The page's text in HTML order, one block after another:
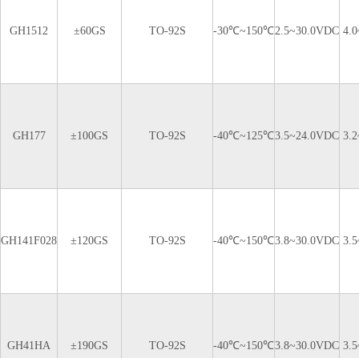
GH1512 ±60GS TO-92S -30℃~150℃2.5~30.0VDC
GH177 ±100GS TO-92S -40℃~125℃3.5~24.0VDC
GH141F028 ±120GS TO-92S -40℃~150℃3.8~30.0VDC
GH41HA ±190GS TO-92S -40℃~150℃3.8~30.0VDC